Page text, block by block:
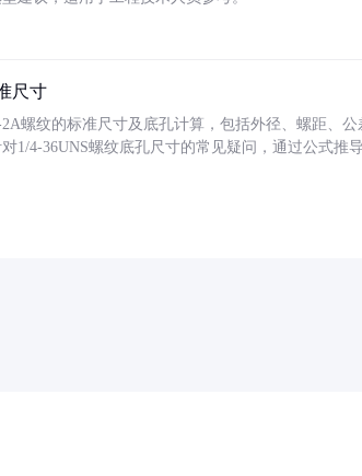
尺寸
螺纹的标准尺寸及底孔计算，包括外径、螺距、
对1/4-36UNS螺纹底孔尺寸的常见疑问，通过公式